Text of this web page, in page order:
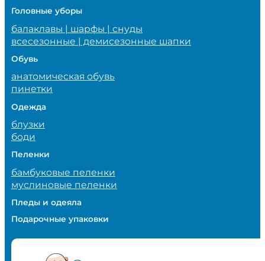
Головные уборы
балаклавы | шарфы | снуды
всесезонные | демисезонные шапки
Обувь
анатомическая обувь
пинетки
Одежда
блузки
боди
Пеленки
бамбуковые пеленки
муслиновые пеленки
Пледы и одеяла
Подарочные упаковки